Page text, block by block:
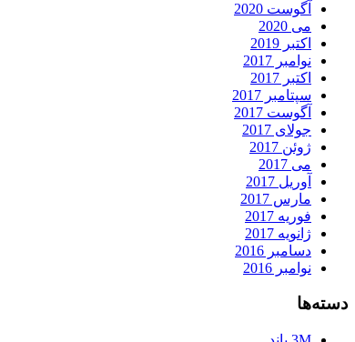
آگوست 2020
می 2020
اکتبر 2019
نوامبر 2017
اکتبر 2017
سپتامبر 2017
آگوست 2017
جولای 2017
ژوئن 2017
می 2017
آوریل 2017
مارس 2017
فوریه 2017
ژانویه 2017
دسامبر 2016
نوامبر 2016
دسته‌ها